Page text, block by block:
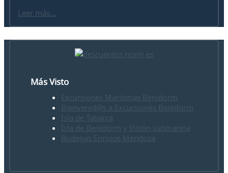
Leer más...
Más Visto
Excursiones Marítimas Benidorm
Bienvenid@s a Excursiones Benidorm
Isla de Tabarca
Isla de Benidorm y Visión submarina
Bodegas Enrique Mendoza